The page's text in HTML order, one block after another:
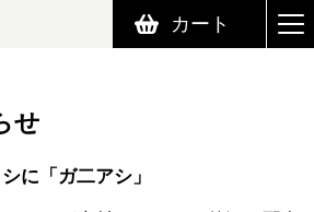
カート
せ
に「ガ二アシ」